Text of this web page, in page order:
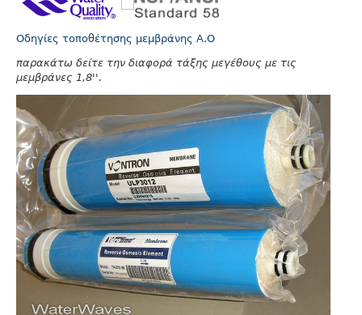
Οδηγίες τοποθέτησης μεμβράνης Α.Ο
παρακάτω δείτε την διαφορά τάξης μεγέθους με τις
μεμβράνες 1,8''.